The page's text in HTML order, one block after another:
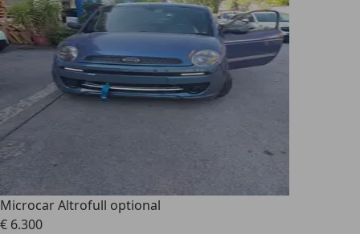
Microcar Altrofull optional
€ 6.300